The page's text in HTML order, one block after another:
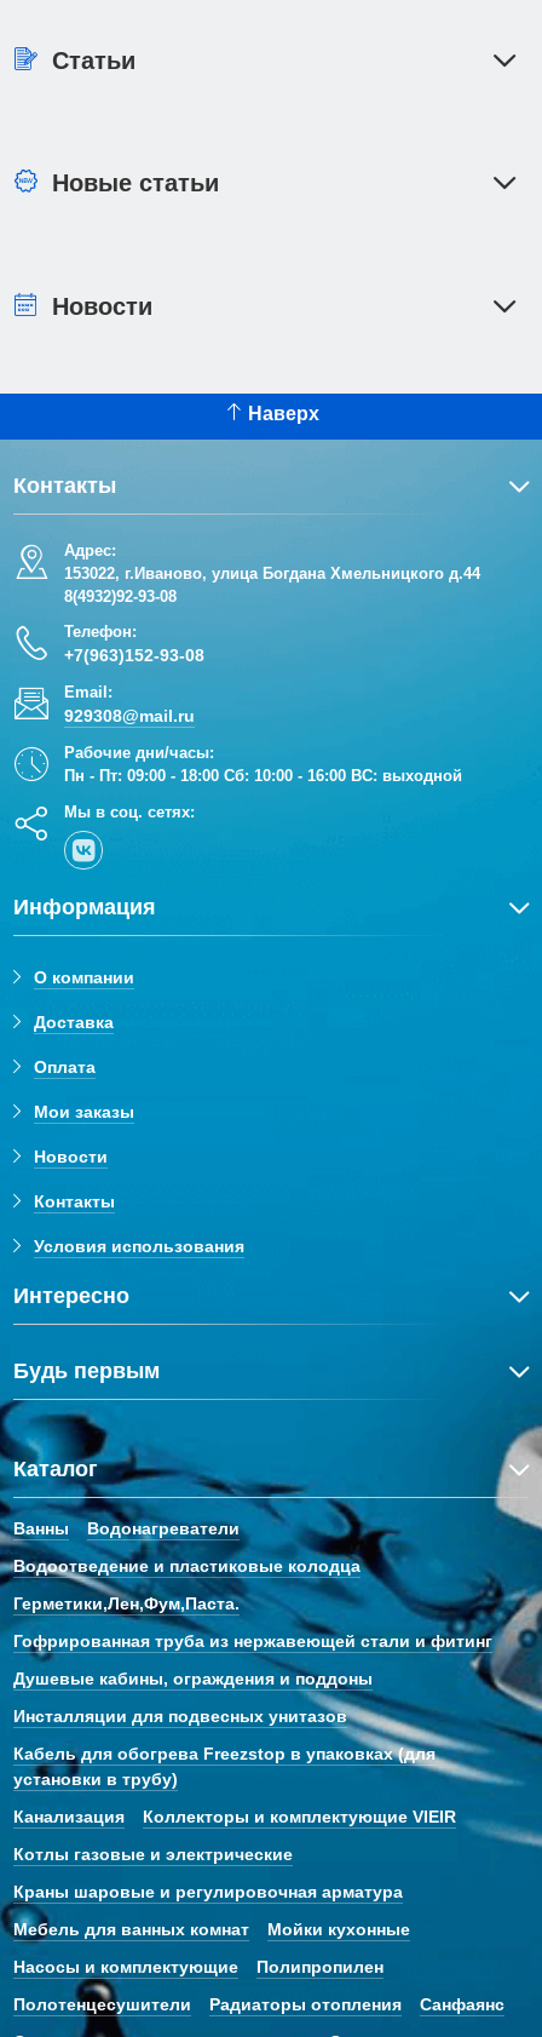
Статьи
Новые статьи
Новости
Наверх
Контакты
Адрес:
153022, г.Иваново, улица Богдана Хмельницкого д.44
8(4932)92-93-08
Телефон:
+7(963)152-93-08
Email:
929308@mail.ru
Рабочие дни/часы:
Пн - Пт: 09:00 - 18:00 Сб: 10:00 - 16:00 ВС: выходной
Мы в соц. сетях:
Информация
О компании
Доставка
Оплата
Мои заказы
Новости
Контакты
Условия использования
Интересно
Будь первым
Каталог
Ванны
Водонагреватели
Водоотведение и пластиковые колодца
Герметики,Лен,Фум,Паста.
Гофрированная труба из нержавеющей стали и фитинг
Душевые кабины, ограждения и поддоны
Инсталляции для подвесных унитазов
Кабель для обогрева Freezstop в упаковках (для
установки в трубу)
Канализация
Коллекторы и комплектующие VIEIR
Котлы газовые и электрические
Краны шаровые и регулировочная арматура
Мебель для ванных комнат
Мойки кухонные
Насосы и комплектующие
Полипропилен
Полотенцесушители
Радиаторы отопления
Санфаянс